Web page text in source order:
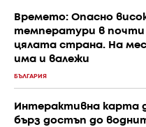
Времето: Опасно
температури в почти
цялата страна. На
има и валежи
БЪЛГАРИЯ
Интерактивна карта
бърз достъп до